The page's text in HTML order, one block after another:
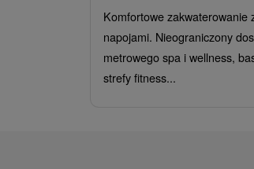
Komfortowe zakwaterowanie
napojami. Nieograniczony
metrowego spa i wellness,
strefy fitness...